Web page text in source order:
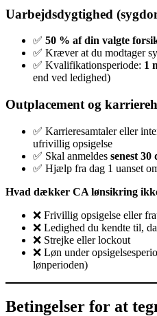
Uarbejdsdygtighed
✅ 50 % af din valgte
✅ Kræver at du modtager
✅ Kvalifikationsperiode: 1
end ved ledighed)
Outplacement og
✅ Karrieresamtaler eller
ufrivillig opsigelse
✅ Skal anmeldes senest 30
✅ Hjælp fra dag 1 uanset
Hvad dækker CA lønsikring
❌ Frivillig opsigelse eller
❌ Ledighed du kendte til,
❌ Strejke eller lockout
❌ Løn under
lønperioden)
Betingelser for at